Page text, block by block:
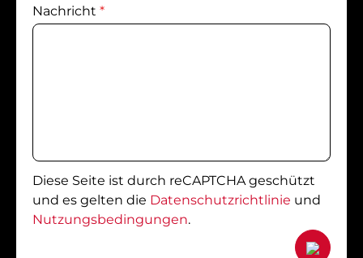
Nachricht *
Diese Seite ist durch reCAPTCHA geschützt
und es gelten die Datenschutzrichtlinie und
Nutzungsbedingungen.